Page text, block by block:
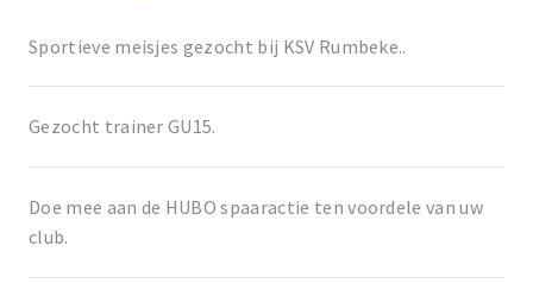
Sportieve meisjes gezocht bij KSV Rumbeke..
Gezocht trainer GU15.
Doe mee aan de HUBO spaaractie ten voordele van uw
club.